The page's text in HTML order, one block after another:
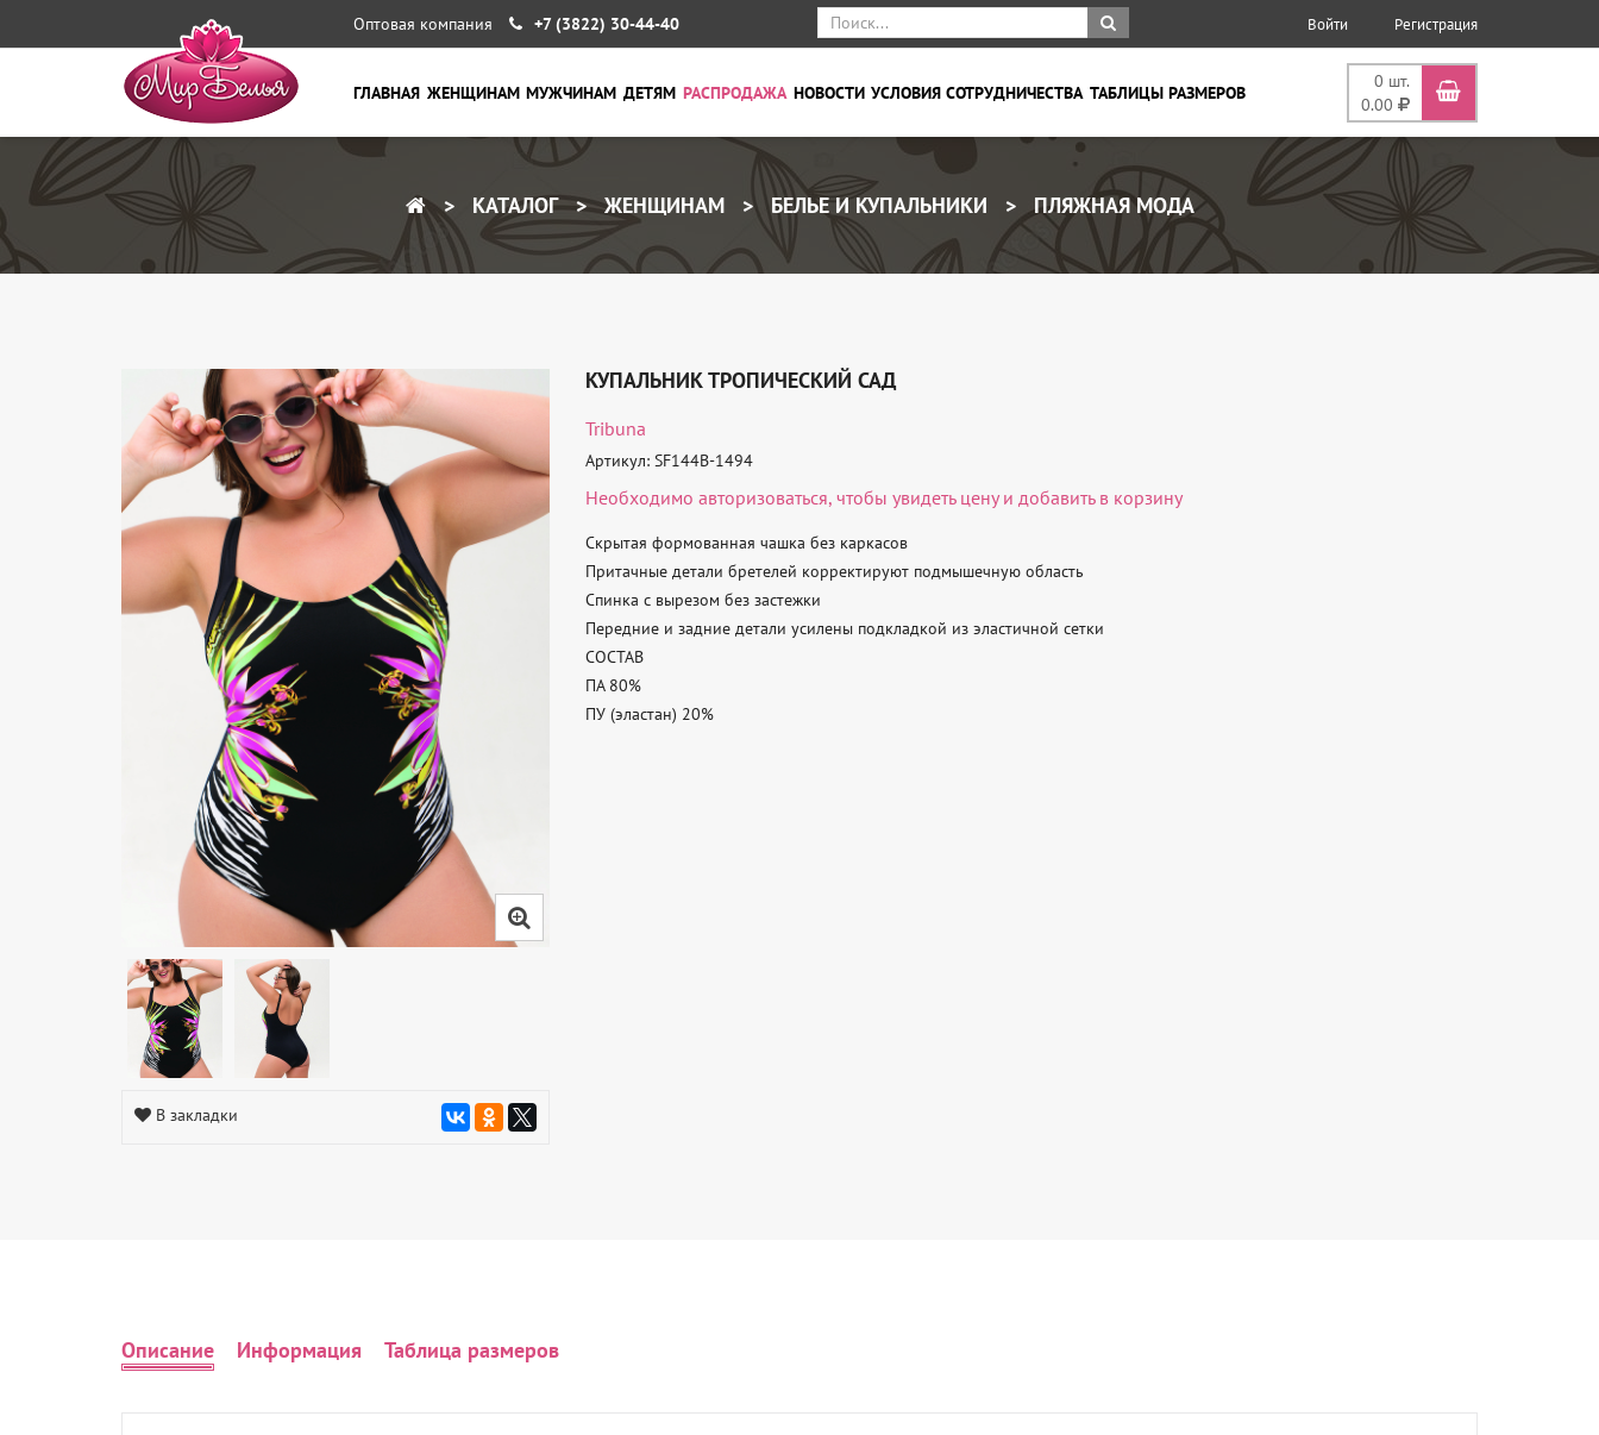
Оптовая компания +7 (3822) 30-44-40 Войти Регистрация
0 шт.
0.00
ГЛАВНАЯ ЖЕНЩИНАМ МУЖЧИНАМ ДЕТЯМ РАСПРОДАЖА НОВОСТИ УСЛОВИЯ СОТРУДНИЧЕСТВА ТАБЛИЦЫ РАЗМЕРОВ
КАТАЛОГ ЖЕНЩИНАМ БЕЛЬЕ И КУПАЛЬНИКИ ПЛЯЖНАЯ МОДА
В закладки
КУПАЛЬНИК ТРОПИЧЕСКИЙ САД
Tribuna
Артикул: SF144B-1494
Необходимо авторизоваться, чтобы увидеть цену и добавить в корзину
Скрытая формованная чашка без каркасов
Притачные детали бретелей корректируют подмышечную область
Спинка с вырезом без застежки
Передние и задние детали усилены подкладкой из эластичной сетки
СОСТАВ
ПА 80%
ПУ (эластан) 20%
Описание Информация Таблица размеров